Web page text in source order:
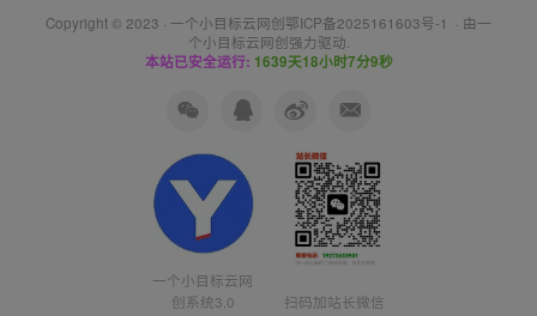
Copyright © 2023 · 一个小目标云网创鄂ICP备2025161603号-1 · 由一
个小目标云网创强力驱动.
本站已安全运行: 1639天18小时7分10秒
一个小目标云网
创系统3.0
扫码加站长微信